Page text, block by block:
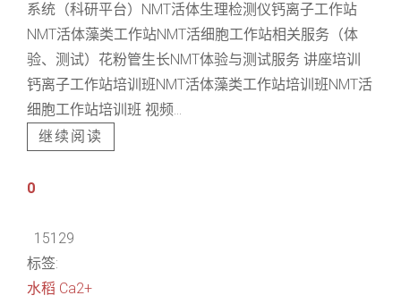
系统（科研平台）NMT活体生理检测仪钙离子工作站
NMT活体藻类工作站NMT活细胞工作站相关服务（体
验、测试）花粉管生长NMT体验与测试服务 讲座培训
钙离子工作站培训班NMT活体藻类工作站培训班NMT活
细胞工作站培训班 视频...
继续阅读
0
15129
标签:
水稻 Ca2+